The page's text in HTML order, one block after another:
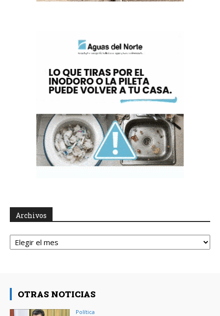
Archivos
Archivos
OTRAS NOTICIAS
Política